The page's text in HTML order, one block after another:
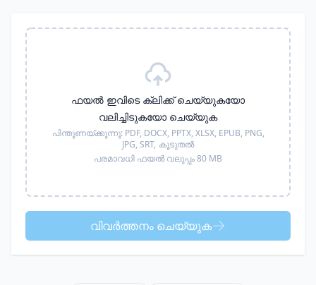
ഫയൽ ഇവിടെ ക്ലിക്ക് ചെയ്യുകയോ
വലിച്ചിടുകയോ ചെയ്യുക
പിന്തുണയ്ക്കുന്നു: PDF, DOCX, PPTX, XLSX, EPUB, PNG,
JPG, SRT, കൂടുതൽ
പരമാവധി ഫയൽ വലുപ്പം 80 MB
വിവർത്തനം ചെയ്യുക